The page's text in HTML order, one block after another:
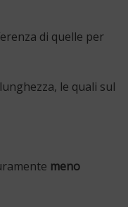
di quelle per
le quali sul
meno